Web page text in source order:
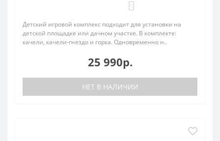
Детский игровой комплекс подходит для установки на
детской площадке или дачном участке. В комплекте:
качели, качели-гнездо и горка. Одновременно н..
25 990р.
НЕТ В НАЛИЧИИ